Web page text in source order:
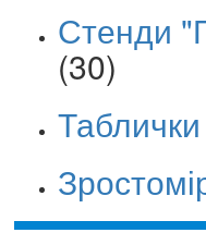
Стенди
(30)